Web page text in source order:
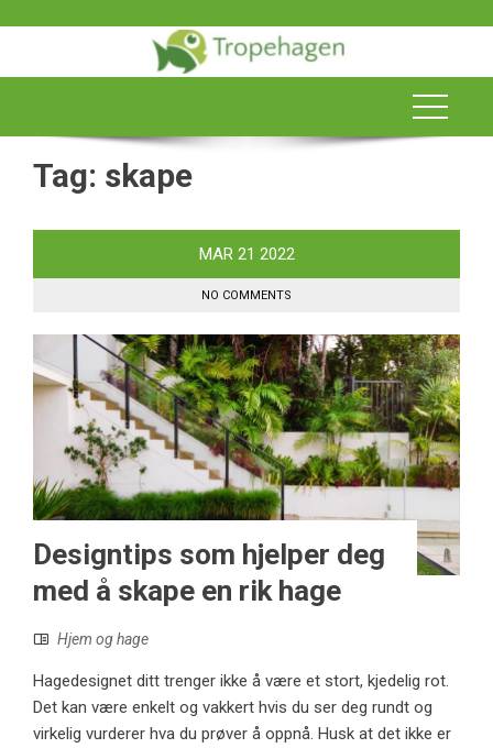
Tag: skape
MAR 21 2022
NO COMMENTS
Designtips som hjelper deg
med å skape en rik hage
Hjem og hage
Hagedesignet ditt trenger ikke å være et stort, kjedelig rot.
Det kan være enkelt og vakkert hvis du ser deg rundt og
virkelig vurderer hva du prøver å oppnå. Husk at det ikke er